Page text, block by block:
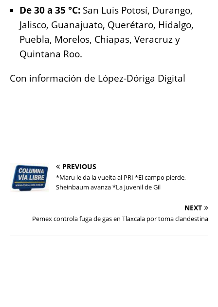
De 30 a 35 °C: San Luis Potosí, Durango,
Jalisco, Guanajuato, Querétaro, Hidalgo,
Puebla, Morelos, Chiapas, Veracruz y
Quintana Roo.
Con información de López-Dóriga Digital
PREVIOUS
*Maru le da la vuelta al PRI *El campo pierde,
Sheinbaum avanza *La juvenil de Gil
NEXT
Pemex controla fuga de gas en Tlaxcala por toma clandestina